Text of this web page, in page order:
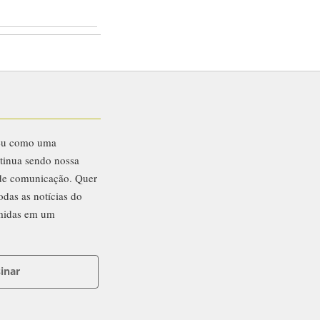
como uma
sendo nossa
comunicação. Quer
as notícias do
em um